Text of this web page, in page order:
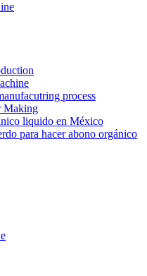
process
Making
liquido en México
para hacer abono orgánico